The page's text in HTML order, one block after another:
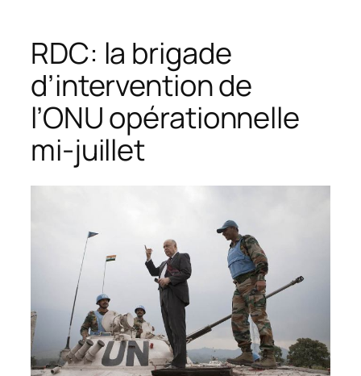
RDC: la brigade
d’intervention de
l’ONU opérationnelle
mi-juillet